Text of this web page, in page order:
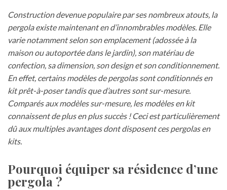
Construction devenue populaire par ses nombreux atouts, la
pergola existe maintenant en d’innombrables modèles. Elle
varie notamment selon son emplacement (adossée à la
maison ou autoportée dans le jardin), son matériau de
confection, sa dimension, son design et son conditionnement.
En effet, certains modèles de pergolas sont conditionnés en
kit prêt-à-poser tandis que d’autres sont sur-mesure.
Comparés aux modèles sur-mesure, les modèles en kit
connaissent de plus en plus succès ! Ceci est particulièrement
dû aux multiples avantages dont disposent ces pergolas en
kits.
Pourquoi équiper sa résidence d’une
pergola ?